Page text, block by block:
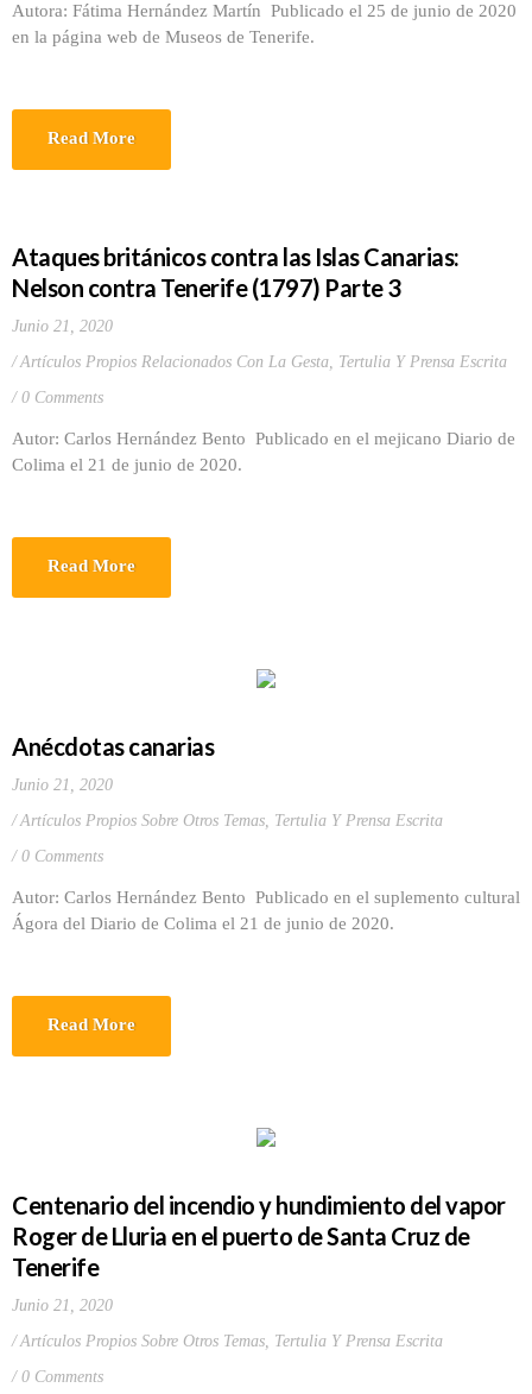
Autora: Fátima Hernández Martín Publicado el 25 de junio de 2020
en la página web de Museos de Tenerife.
Read More
Ataques británicos contra las Islas Canarias:
Nelson contra Tenerife (1797) Parte 3
Junio 21, 2020
Artículos Propios Relacionados Con La Gesta, Tertulia Y Prensa Escrita
0 Comments
Autor: Carlos Hernández Bento Publicado en el mejicano Diario de
Colima el 21 de junio de 2020.
Read More
Anécdotas canarias
Junio 21, 2020
Artículos Propios Sobre Otros Temas, Tertulia Y Prensa Escrita
0 Comments
Autor: Carlos Hernández Bento Publicado en el suplemento cultural
Ágora del Diario de Colima el 21 de junio de 2020.
Read More
Centenario del incendio y hundimiento del vapor
Roger de Lluria en el puerto de Santa Cruz de
Tenerife
Junio 21, 2020
Artículos Propios Sobre Otros Temas, Tertulia Y Prensa Escrita
0 Comments